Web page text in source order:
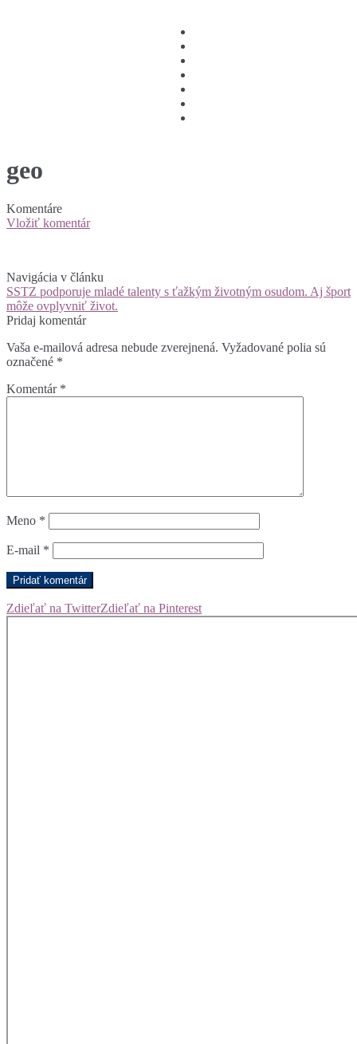
geo
Komentáre
Vložiť komentár
Navigácia v článku
SSTZ podporuje mladé talenty s ťažkým životným osudom. Aj šport
môže ovplyvniť život.
Pridaj komentár
Vaša e-mailová adresa nebude zverejnená. Vyžadované polia sú
označené *
Komentár *
Meno *
E-mail *
Zdieľať na TwitterZdieľať na Pinterest